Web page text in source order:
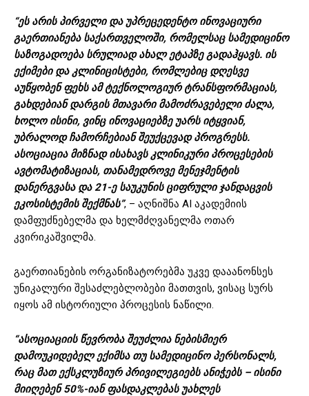
“ეს არის პირველი და უპრეცედენტო ინოვაციური
გაერთიანება საქართველოში, რომელსაც სამედიცინო
საზოგადოება სრულიად ახალ ეტაპზე გადაჰყავს. ის
ექიმები და კლინიცისტები, რომლებიც დღესვე
აუწყობენ ფეხს ამ ტექნოლოგიურ ტრანსფორმაციას,
გახდებიან დარგის მთავარი მამოძრავებელი ძალა,
ხოლო ისინი, ვინც ინოვაციებზე უარს იტყვიან,
უბრალოდ ჩამორჩებიან შეუქცევად პროგრესს.
ასოციაცია მიზნად ისახავს კლინიკური პროცესების
ავტომატიზაციას, თანამედროვე მენეჯმენტის
დანერგვასა და 21-ე საუკუნის ციფრული ჯანდაცვის
ეკოსისტემის შექმნას”, – აღნიშნა AI აკადემიის
დამფუძნებელმა და ხელმძღვანელმა ოთარ
კვირიკაშვილმა.
გაერთიანების ორგანიზატორებმა უკვე დააანონსეს
უნიკალური შესაძლებლობები მათთვის, ვისაც სურს
იყოს ამ ისტორიული პროცესის ნაწილი.
“ასოციაციის წევრობა შეუძლია ნებისმიერ
დამოუკიდებელ ექიმსა თუ სამედიცინო პერსონალს,
რაც მათ ექსკლუზიურ პრივილეგიებს ანიჭებს – ისინი
მიიღებენ 50%-იან ფასდაკლებას უახლეს